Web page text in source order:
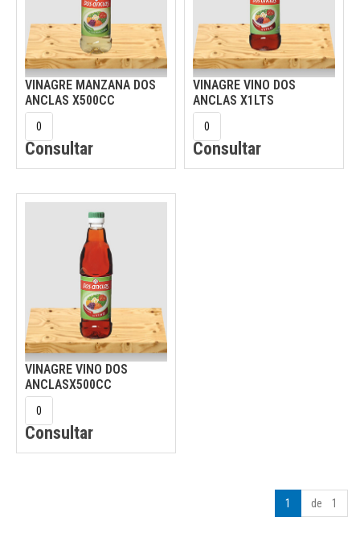
VINAGRE MANZANA DOS
ANCLAS X500CC
Consultar
VINAGRE VINO DOS
ANCLAS X1LTS
Consultar
VINAGRE VINO DOS
ANCLASX500CC
Consultar
1 de 1